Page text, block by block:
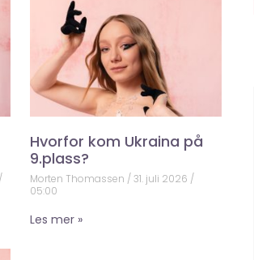
Hvorfor kom Ukraina på
9.plass?
Morten Thomassen
31. juli 2026
05:00
Les mer »